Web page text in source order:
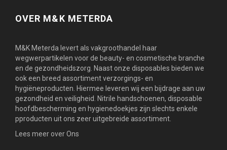
OVER M&K METERDA
M&K Meterda levert als vakgroothandel haar
wegwerpartikelen voor de beauty- en cosmetische branche
en de gezondheidszorg. Naast onze disposables bieden we
ook een breed assortiment verzorgings- en
hygiëneproducten. Hiermee leveren wij een bijdrage aan uw
gezondheid en veiligheid. Nitrile handschoenen, disposable
hoofdbescherming en hygienedoekjes zijn slechts enkele
pproducten uit ons zeer uitgebreide assortiment.
Lees meer over Ons